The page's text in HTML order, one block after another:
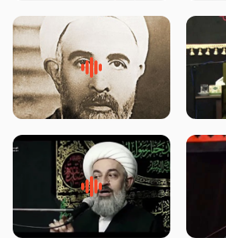
به
روضه‌ی مجلس یزید ملعون و
اسارت اهل‌بیت علیهم‌السلام –
محدث زاده
زیارتی که اسباب رزق زیاد و عمر
طولانی است حجت السلام حسین